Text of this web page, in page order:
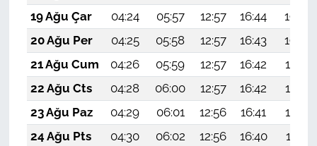
19 Ağu Çar
04:24 05:57 12:57 16:44
19:48
20 Ağu Per
04:25 05:58 12:57 16:43
19:46
21 Ağu Cum
04:26 05:59 12:57 16:42
19:45
22 Ağu Cts
04:28 06:00 12:57 16:42
19:44
23 Ağu Paz
04:29 06:01 12:56 16:41
19:42
24 Ağu Pts
04:30 06:02 12:56 16:40
19:41